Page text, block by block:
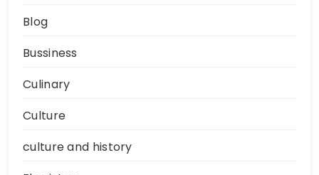
Blog
Bussiness
Culinary
Culture
culture and history